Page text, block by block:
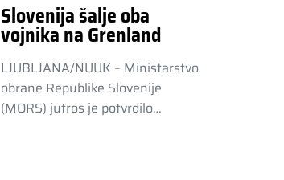
Slovenija šalje oba
vojnika na Grenland
LJUBLJANA/NUUK – Ministarstvo
obrane Republike Slovenije
(MORS) jutros je potvrdilo…